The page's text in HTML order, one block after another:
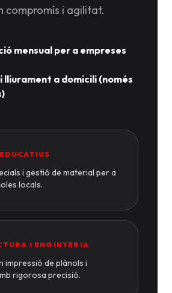
compromís i agilitat.
mensual per a empreses
lliurament a domicili (només
i gestió de material per a
locals.
I ENGINYERIA
impressió de plànols i
rigorosa precisió.